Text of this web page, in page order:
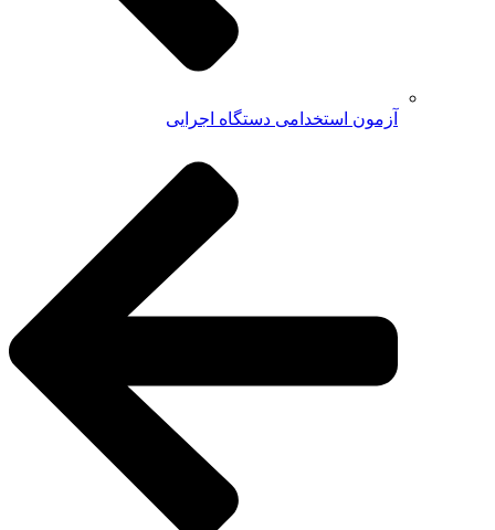
آزمون استخدامی دستگاه اجرایی